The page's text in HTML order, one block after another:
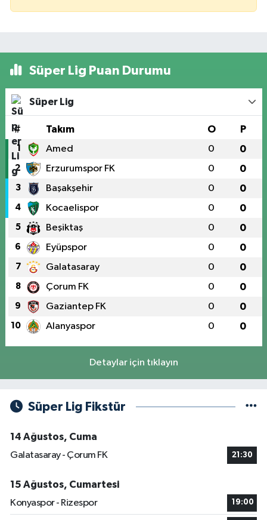
Süper Lig Puan Durumu
Süper Lig
# Takım O P
1 Amed 0 0
2 Erzurumspor FK 0 0
3 Başakşehir 0 0
4 Kocaelispor 0 0
5 Beşiktaş 0 0
6 Eyüpspor 0 0
7 Galatasaray 0 0
8 Çorum FK 0 0
9 Gaziantep FK 0 0
10 Alanyaspor 0 0
Detaylar için tıklayın
Süper Lig Fikstür
14 Ağustos, Cuma
Galatasaray - Çorum FK
21:30
15 Ağustos, Cumartesi
Konyaspor - Rizespor
19:00